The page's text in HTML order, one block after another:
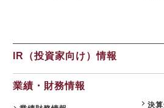
～「白川町二地域居住促進コンソー
らせ
2026.06.12
IR（投資家向け）情報
業績・財務情報
決